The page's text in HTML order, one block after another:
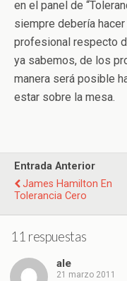
en el panel de
siempre debería
profesional respecto
ya sabemos, de los
manera será posible
estar sobre la mesa.
Entrada Anterior
James Hamilton En
Tolerancia Cero
11 respuestas
ale
21 marzo 2011